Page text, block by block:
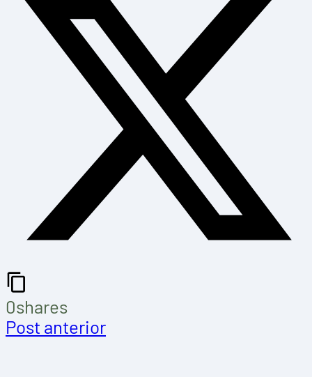
0shares
Post anterior